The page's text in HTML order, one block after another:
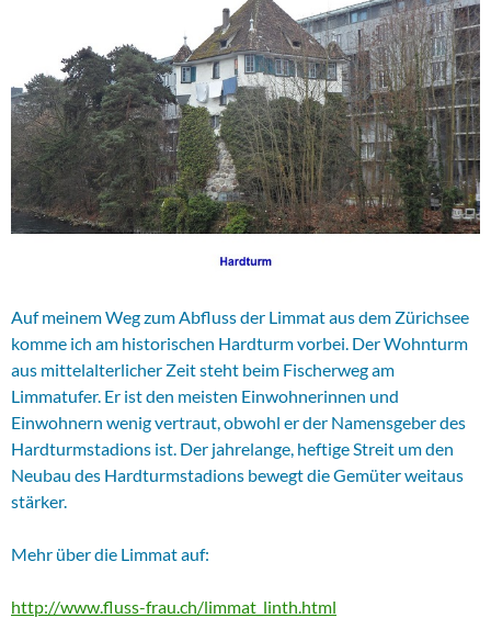
Auf meinem Weg zum Abfluss der Limmat aus dem Zürichsee
komme ich am historischen Hardturm vorbei. Der Wohnturm
aus mittelalterlicher Zeit steht beim Fischerweg am
Limmatufer. Er ist den meisten Einwohnerinnen und
Einwohnern wenig vertraut, obwohl er der Namensgeber des
Hardturmstadions ist. Der jahrelange, heftige Streit um den
Neubau des Hardturmstadions bewegt die Gemüter weitaus
stärker.
Mehr über die Limmat auf:
http://www.fluss-frau.ch/limmat_linth.html